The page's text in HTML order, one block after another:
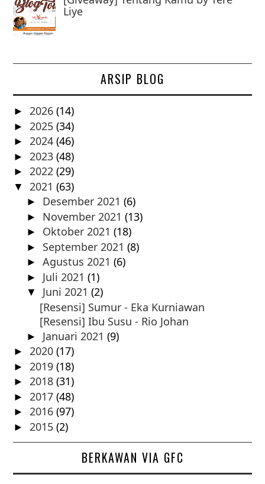
Liye
ARSIP BLOG
►2026(14)
► 2025(34)
►2024(46)
► 2023(48)
►2022(29)
▼ 2021(63)
► Desember 2021 (6)
► November 2021 (13)
► Oktober 2021 (18)
► September 2021 (8)
► Agustus 2021 (6)
► Juli 2021 (1)
▼ Juni 2021 (2)
[Resensi] Sumur - Eka Kurniawan
[Resensi] Ibu Susu - Rio Johan
► Januari 2021 (9)
►2020(17)
► 2019(18)
►2018(31)
► 2017(48)
►2016(97)
► 2015(2)
BERKAWAN VIA GFC